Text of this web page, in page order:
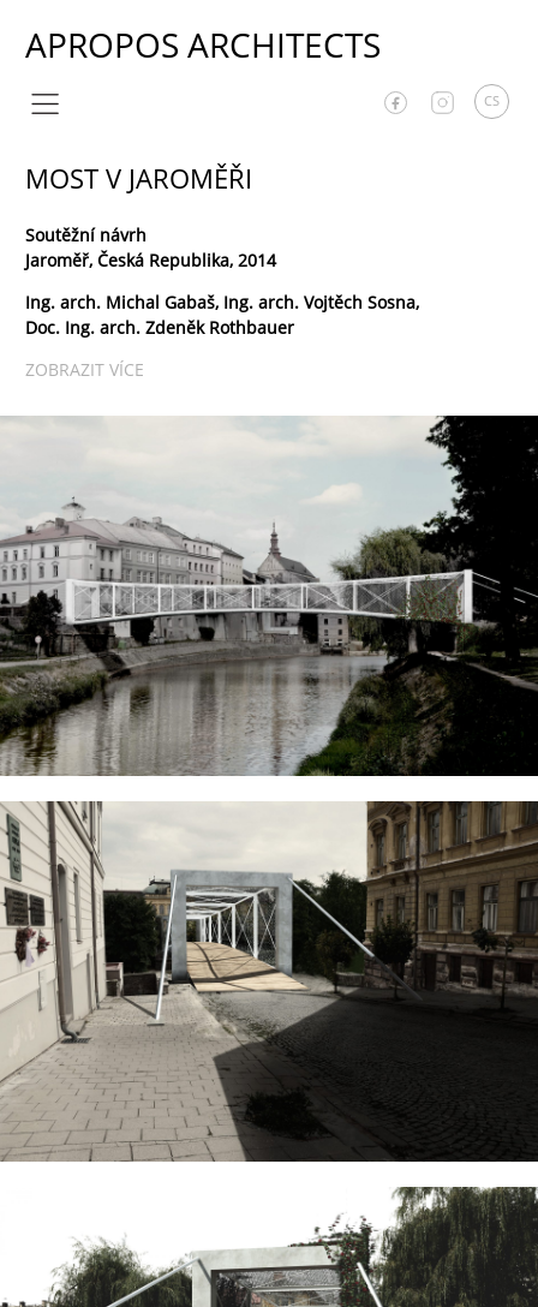
APROPOS ARCHITECTS
CS
MOST V JAROMĚŘI
Soutěžní návrh
Jaroměř, Česká Republika, 2014
Ing. arch. Michal Gabaš, Ing. arch. Vojtěch Sosna,
Doc. Ing. arch. Zdeněk Rothbauer
ZOBRAZIT VÍCE